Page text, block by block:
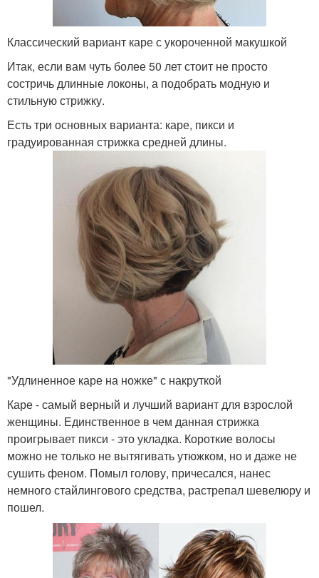
Классический вариант каре с укороченной макушкой
Итак, если вам чуть более 50 лет стоит не просто
состричь длинные локоны, а подобрать модную и
стильную стрижку.
Есть три основных варианта: каре, пикси и
градуированная стрижка средней длины.
"Удлиненное каре на ножке" с накруткой
Каре - самый верный и лучший вариант для взрослой
женщины. Единственное в чем данная стрижка
проигрывает пикси - это укладка. Короткие волосы
можно не только не вытягивать утюжком, но и даже не
сушить феном. Помыл голову, причесался, нанес
немного стайлингового средства, растрепал шевелюру и
пошел.